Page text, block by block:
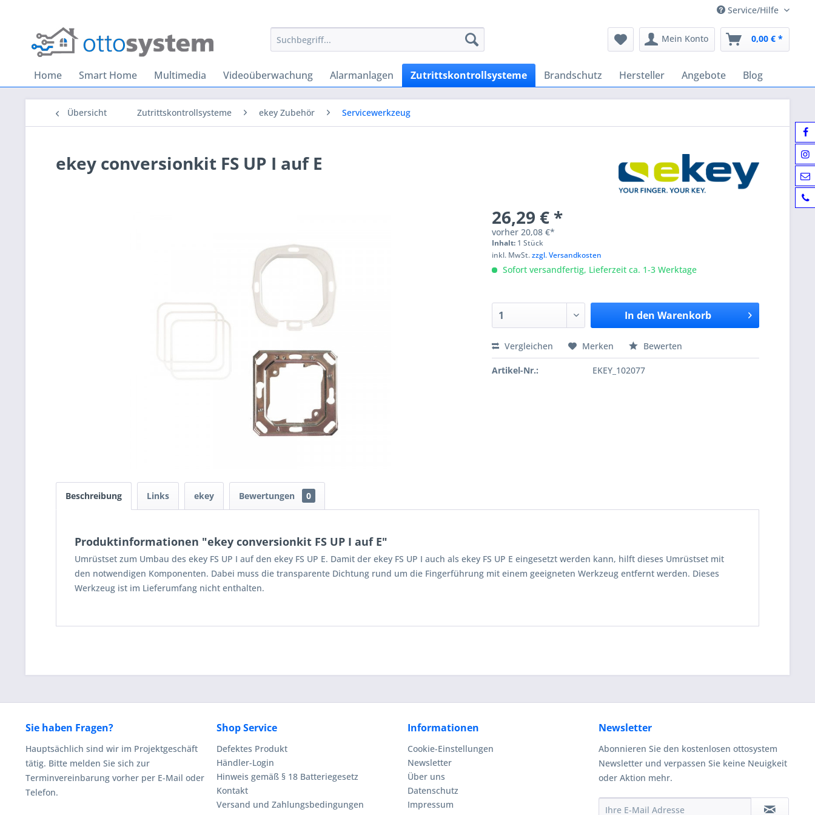
Service/Hilfe
Mein Konto 0,00 € *
Home Smart Home Multimedia Videoüberwachung Alarmanlagen Zutrittskontrollsysteme Brandschutz Hersteller Angebote Blog
Übersicht Zutrittskontrollsysteme ekey Zubehör Servicewerkzeug
ekey conversionkit FS UP I auf E
26,29 € *
vorher20,08 €*
Inhalt: 1 Stück
inkl. MwSt.zzgl. Versandkosten
Sofort versandfertig, Lieferzeit ca. 1-3 Werktage
In den Warenkorb
Vergleichen Merken Bewerten
Artikel-Nr.: EKEY_102077
Beschreibung Links ekey Bewertungen 0
Produktinformationen "ekey conversionkit FS UP I auf E"
Umrüstset zum Umbau des ekey FS UP I auf den ekey FS UP E. Damit der ekey FS UP I auch als ekey FS UP E eingesetzt werden kann, hilft dieses Umrüstset mit
den notwendigen Komponenten. Dabei muss die transparente Dichtung rund um die Fingerführung mit einem geeigneten Werkzeug entfernt werden. Dieses
Werkzeug ist im Lieferumfang nicht enthalten.
Sie haben Fragen?
Hauptsächlich sind wir im Projektgeschäft
tätig. Bitte melden Sie sich zur
Terminvereinbarung vorher per E-Mail oder
Telefon.
Shop Service
Defektes Produkt
Händler-Login
Hinweis gemäß § 18 Batteriegesetz
Kontakt
Versand und Zahlungsbedingungen
Informationen
Cookie-Einstellungen
Newsletter
Über uns
Datenschutz
Impressum
Newsletter
Abonnieren Sie den kostenlosen ottosystem
Newsletter und verpassen Sie keine Neuigkeit
oder Aktion mehr.